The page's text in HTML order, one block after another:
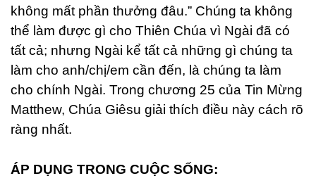
không mất phần thưởng đâu.” Chúng ta không
thể làm được gì cho Thiên Chúa vì Ngài đã có
tất cả; nhưng Ngài kể tất cả những gì chúng ta
làm cho anh/chị/em cần đến, là chúng ta làm
cho chính Ngài. Trong chương 25 của Tin Mừng
Matthew, Chúa Giêsu giải thích điều này cách rõ
ràng nhất.
ÁP DỤNG TRONG CUỘC SỐNG: